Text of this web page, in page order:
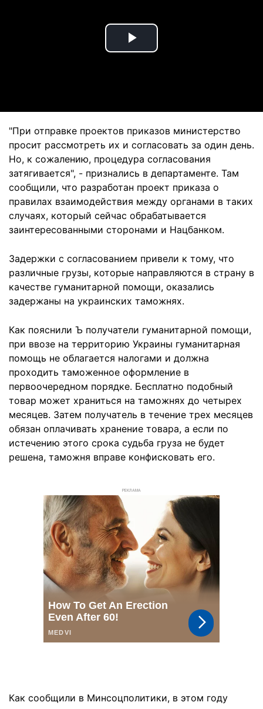
Play
"При отправке проектов приказов министерство
просит рассмотреть их и согласовать за один день.
Но, к сожалению, процедура согласования
затягивается", - признались в департаменте. Там
сообщили, что разработан проект приказа о
правилах взаимодействия между органами в таких
случаях, который сейчас обрабатывается
заинтересованными сторонами и Нацбанком.
Задержки с согласованием привели к тому, что
различные грузы, которые направляются в страну в
качестве гуманитарной помощи, оказались
задержаны на украинских таможнях.
Как пояснили Ъ получатели гуманитарной помощи,
при ввозе на территорию Украины гуманитарная
помощь не облагается налогами и должна
проходить таможенное оформление в
первоочередном порядке. Бесплатно подобный
товар может храниться на таможнях до четырех
месяцев. Затем получатель в течение трех месяцев
обязан оплачивать хранение товара, а если по
истечению этого срока судьба груза не будет
решена, таможня вправе конфисковать его.
РЕКЛАМА
Как сообщили в Минсоцполитики, в этом году